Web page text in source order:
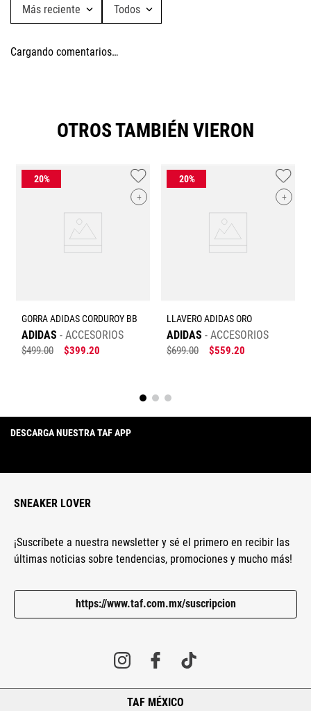
Más reciente Todos
Cargando comentarios…
OTROS TAMBIÉN VIERON
+
GORRA ADIDAS CORDUROY BB
ADIDAS ACCESORIOS
$499.00 $399.20
+
LLAVERO ADIDAS ORO
ADIDAS ACCESORIOS
$699.00 $559.20
DESCARGA NUESTRA TAF APP
SNEAKER LOVER
¡Suscríbete a nuestra newsletter y sé el primero en recibir las
últimas noticias sobre tendencias, promociones y mucho más!
https://www.taf.com.mx/suscripcion
TAF MÉXICO